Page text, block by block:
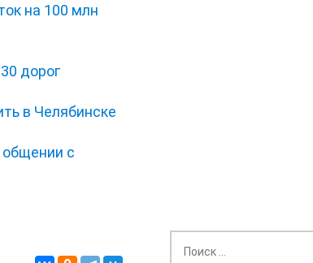
на 100 млн
дорог
в Челябинске
общении с